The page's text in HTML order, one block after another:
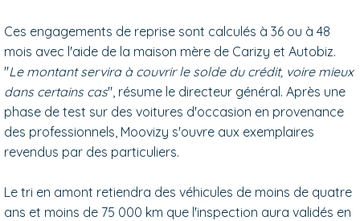
Ces engagements de reprise sont calculés à 36 ou à 48
mois avec l'aide de la maison mère de Carizy et Autobiz.
"Le montant servira à couvrir le solde du crédit, voire mieux
dans certains cas", résume le directeur général. Après une
phase de test sur des voitures d'occasion en provenance
des professionnels, Moovizy s'ouvre aux exemplaires
revendus par des particuliers.
Le tri en amont retiendra des véhicules de moins de quatre
ans et moins de 75 000 km que l'inspection aura validés en